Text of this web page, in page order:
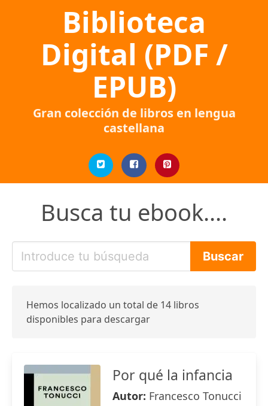
Biblioteca
Digital (PDF /
EPUB)
Gran colección de libros en lengua
castellana
Busca tu ebook....
Hemos localizado un total de 14 libros
disponibles para descargar
Por qué la infancia
Autor: Francesco Tonucci